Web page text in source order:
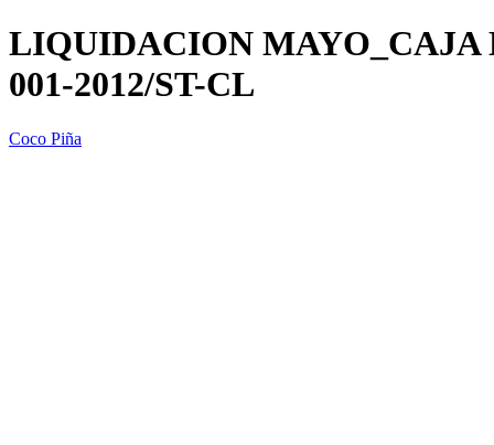
LIQUIDACION MAYO_CAJA
001-2012/ST-CL
Coco Piña